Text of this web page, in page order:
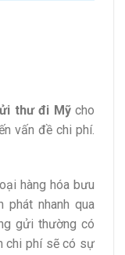
thư đi Mỹcho
vấn đề chi phí.
hàng hóa bưu
phát nhanh qua
gửi thường có
chi phí sẽ có sự